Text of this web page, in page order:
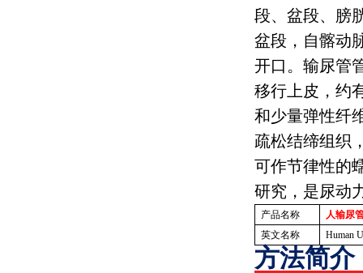
段、盆段、膀
盆段，自髂动
开口。输尿管
移行上皮，约
和少量弹性纤
疏松结缔组织
可作节律性的
研究，是尿动
产品名称
人输尿
英文名称
Human
方法简介